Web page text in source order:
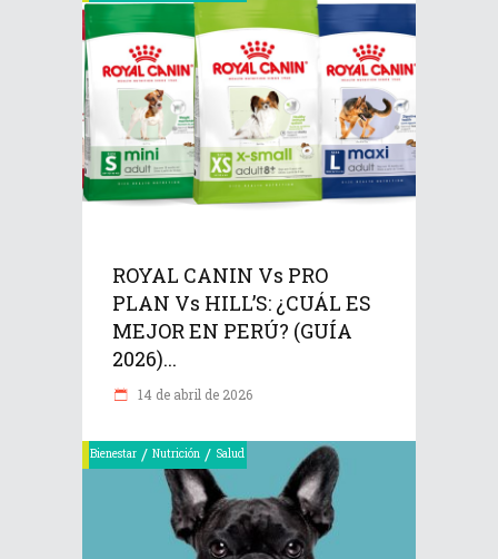
ROYAL CANIN Vs PRO
PLAN Vs HILL’S: ¿CUÁL ES
MEJOR EN PERÚ? (GUÍA
2026)...
14 de abril de 2026
Bienestar / Nutrición / Salud